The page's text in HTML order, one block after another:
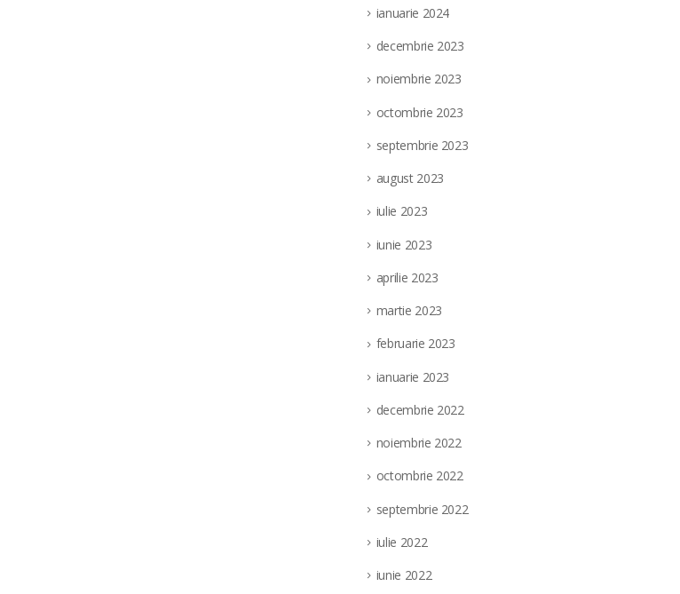
Societatea Filiala de Întreţinere şi Servicii
read more
ianuarie 2024
decembrie 2023
noiembrie 2023
octombrie 2023
septembrie 2023
august 2023
iulie 2023
iunie 2023
aprilie 2023
martie 2023
februarie 2023
ianuarie 2023
decembrie 2022
noiembrie 2022
octombrie 2022
septembrie 2022
iulie 2022
iunie 2022